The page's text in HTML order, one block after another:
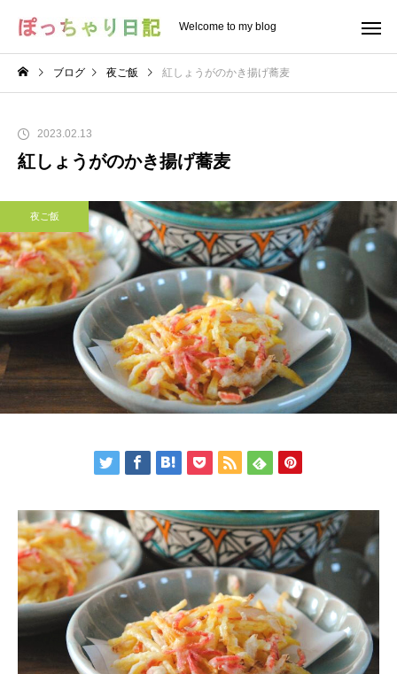
Welcome to my blog
ブログ 夜ご飯 紅しょうがのかき揚げ蕎麦
2023.02.13
紅しょうがのかき揚げ蕎麦
夜ご飯